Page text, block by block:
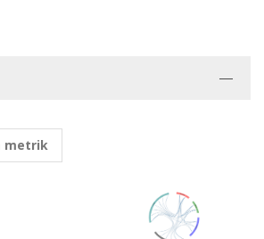
metrik